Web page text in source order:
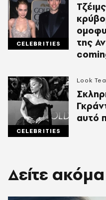
CELEBRITIES
της
CELEBRITIES
αυτό
Look
Δείτε ακόμα